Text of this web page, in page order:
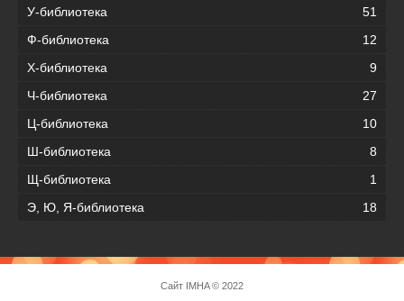
У-библиотека
51
Ф-библиотека
12
Х-библиотека
9
Ч-библиотека
27
Ц-библиотека
10
Ш-библиотека
8
Щ-библиотека
1
Э, Ю, Я-библиотека
18
Сайт IMHA© 2022